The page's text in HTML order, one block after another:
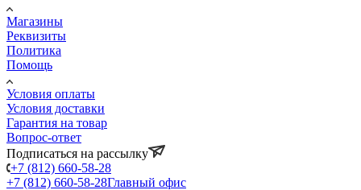
Магазины
Реквизиты
Политика
Помощь
Условия оплаты
Условия доставки
Гарантия на товар
Вопрос-ответ
Подписаться на рассылку
+7 (812) 660-58-28
+7 (812) 660-58-28Главный офис